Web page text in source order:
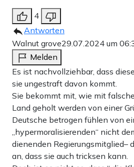
4
Antworten
Walnut grove29.07.2024 um
Melden
Es ist nachvollziehbar, dass
sie ungestraft davon kommt.
Sie bekommt mit, wie mit
Land geholt werden von einer
Deutsche betrogen fühlen von
„hypermoralisierenden“ nicht
dienenden Regierungsmitglied–
an, dass sie auch tricksen kann.